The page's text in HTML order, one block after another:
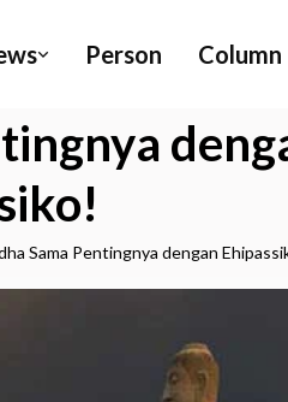
Person Column
Sama Pentingnya dengan